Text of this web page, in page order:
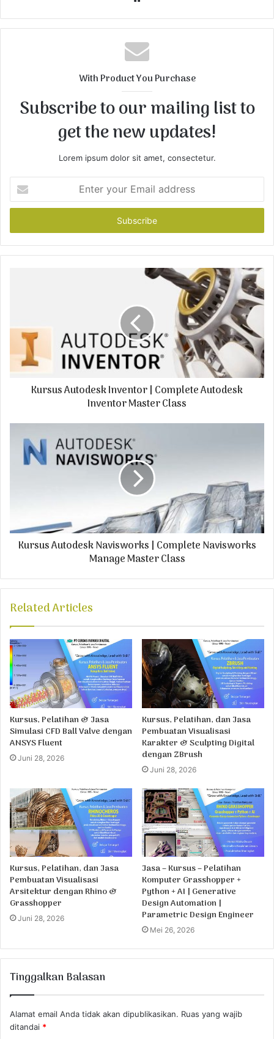
b
s
i
With Product You Purchase
Subscribe to our mailing list to
get the new updates!
Lorem ipsum dolor sit amet, consectetur.
t
r
y
Kursus Autodesk Inventor | Complete Autodesk
Inventor Master Class
Kursus Autodesk Navisworks | Complete Navisworks
Manage Master Class
Related Articles
Kursus, Pelatihan & Jasa
Simulasi CFD Ball Valve dengan
ANSYS Fluent
Juni 28, 2026
Kursus, Pelatihan, dan Jasa
Pembuatan Visualisasi
Karakter & Sculpting Digital
dengan ZBrush
Juni 28, 2026
Kursus, Pelatihan, dan Jasa
Pembuatan Visualisasi
Arsitektur dengan Rhino &
Grasshopper
Juni 28, 2026
Jasa – Kursus – Pelatihan
Komputer Grasshopper +
Python + AI | Generative
Design Automation |
Parametric Design Engineer
Mei 26, 2026
Tinggalkan Balasan
Alamat email Anda tidak akan dipublikasikan. Ruas yang wajib
ditandai *